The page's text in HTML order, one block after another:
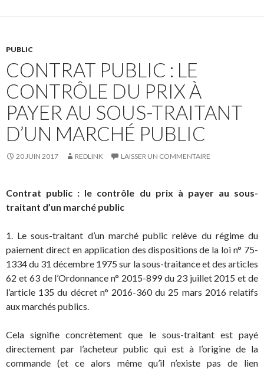
PUBLIC
CONTRAT PUBLIC : LE
CONTRÔLE DU PRIX À
PAYER AU SOUS-TRAITANT
D’UN MARCHÉ PUBLIC
20 JUIN 2017 REDLINK LAISSER UN COMMENTAIRE
Contrat public : le contrôle du prix à payer au sous-
traitant d’un marché public
1. Le sous-traitant d’un marché public relève du régime du
paiement direct en application des dispositions de la loi n° 75-
1334 du 31 décembre 1975 sur la sous-traitance et des articles
62 et 63 de l’Ordonnance n° 2015-899 du 23 juillet 2015 et de
l’article 135 du décret n° 2016-360 du 25 mars 2016 relatifs
aux marchés publics.
Cela signifie concrètement que le sous-traitant est payé
directement par l’acheteur public qui est à l’origine de la
commande (et ce alors même qu’il n’existe pas de lien